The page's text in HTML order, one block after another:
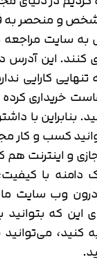
و منحصر به
به سایت
کنند. این آدرس
کارایی
خریداری
بنابراین با
کسب و کار
و اینترنت
با
وب سایت ما
این که بتوانید
کنید،